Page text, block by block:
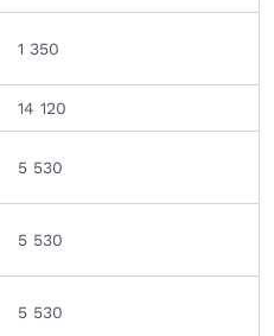
1 350
14 120
5 530
5 530
5 530